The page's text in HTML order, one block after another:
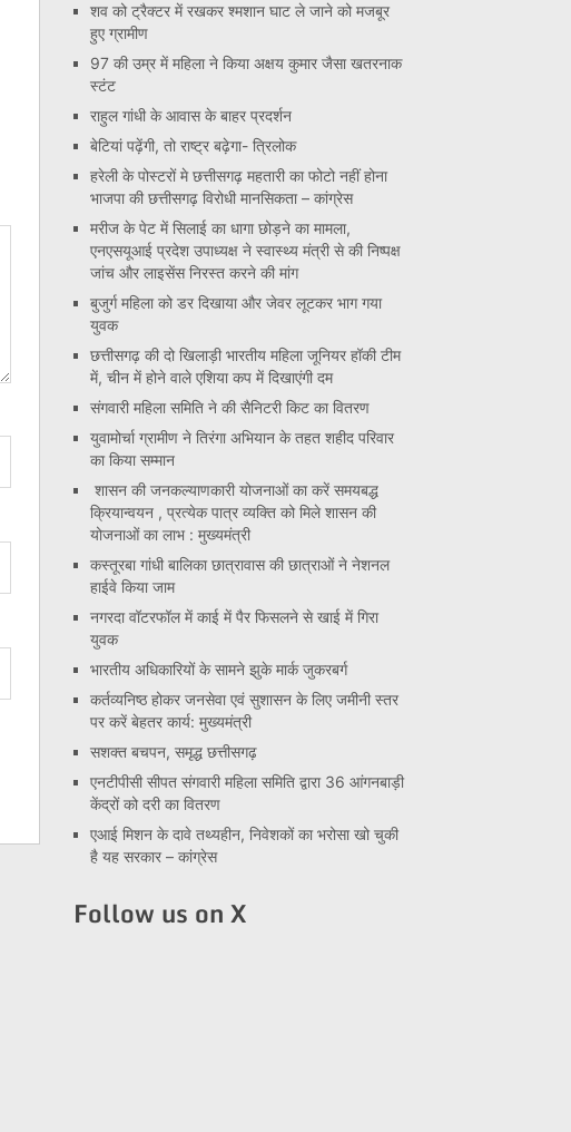
शव को ट्रैक्टर में रखकर श्मशान घाट ले जाने को मजबूर
हुए ग्रामीण
97 की उम्र में महिला ने किया अक्षय कुमार जैसा खतरनाक
स्टंट
राहुल गांधी के आवास के बाहर प्रदर्शन
बेटियां पढ़ेंगी, तो राष्ट्र बढ़ेगा- त्रिलोक
हरेली के पोस्टरों मे छत्तीसगढ़ महतारी का फोटो नहीं होना
भाजपा की छत्तीसगढ़ विरोधी मानसिकता – कांग्रेस
मरीज के पेट में सिलाई का धागा छोड़ने का मामला,
एनएसयूआई प्रदेश उपाध्यक्ष ने स्वास्थ्य मंत्री से की निष्पक्ष
जांच और लाइसेंस निरस्त करने की मांग
बुजुर्ग महिला को डर दिखाया और जेवर लूटकर भाग गया
युवक
छत्तीसगढ़ की दो खिलाड़ी भारतीय महिला जूनियर हॉकी टीम
में, चीन में होने वाले एशिया कप में दिखाएंगी दम
संगवारी महिला समिति ने की सैनिटरी किट का वितरण
युवामोर्चा ग्रामीण ने तिरंगा अभियान के तहत शहीद परिवार
का किया सम्मान
शासन की जनकल्याणकारी योजनाओं का करें समयबद्ध
क्रियान्वयन , प्रत्येक पात्र व्यक्ति को मिले शासन की
योजनाओं का लाभ : मुख्यमंत्री
कस्तूरबा गांधी बालिका छात्रावास की छात्राओं ने नेशनल
हाईवे किया जाम
नगरदा वॉटरफॉल में काई में पैर फिसलने से खाई में गिरा
युवक
भारतीय अधिकारियों के सामने झुके मार्क जुकरबर्ग
कर्तव्यनिष्ठ होकर जनसेवा एवं सुशासन के लिए जमीनी स्तर
पर करें बेहतर कार्य: मुख्यमंत्री
सशक्त बचपन, समृद्ध छत्तीसगढ़
एनटीपीसी सीपत संगवारी महिला समिति द्वारा 36 आंगनबाड़ी
केंद्रों को दरी का वितरण
एआई मिशन के दावे तथ्यहीन, निवेशकों का भरोसा खो चुकी
है यह सरकार – कांग्रेस
Follow us on X